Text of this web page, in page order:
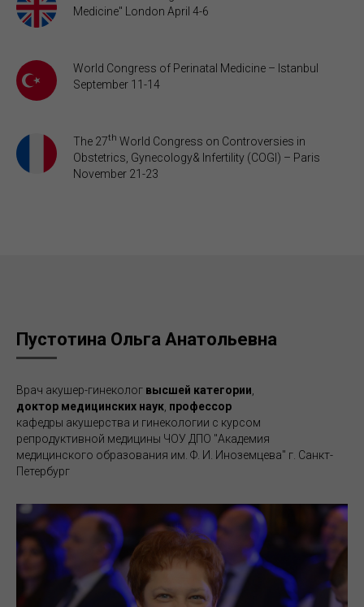
Medicine" London April 4-6
World Congress of Рerinatal Medicine – Istanbul
September 11-14
The 27th World Congress on Controversies in
Obstetrics, Gynecology& Infertility (COGI) – Paris
November 21-23
Пустотина Ольга Анатольевна
Врач акушер-гинеколог высшей категории
доктор медицинских наук профессор
кафедры акушерства и гинекологии с курсом
репродуктивной медицины ЧОУ ДПО "Академия
медицинского образования им. Ф. И. Иноземцева" г. Санкт-
Петербург